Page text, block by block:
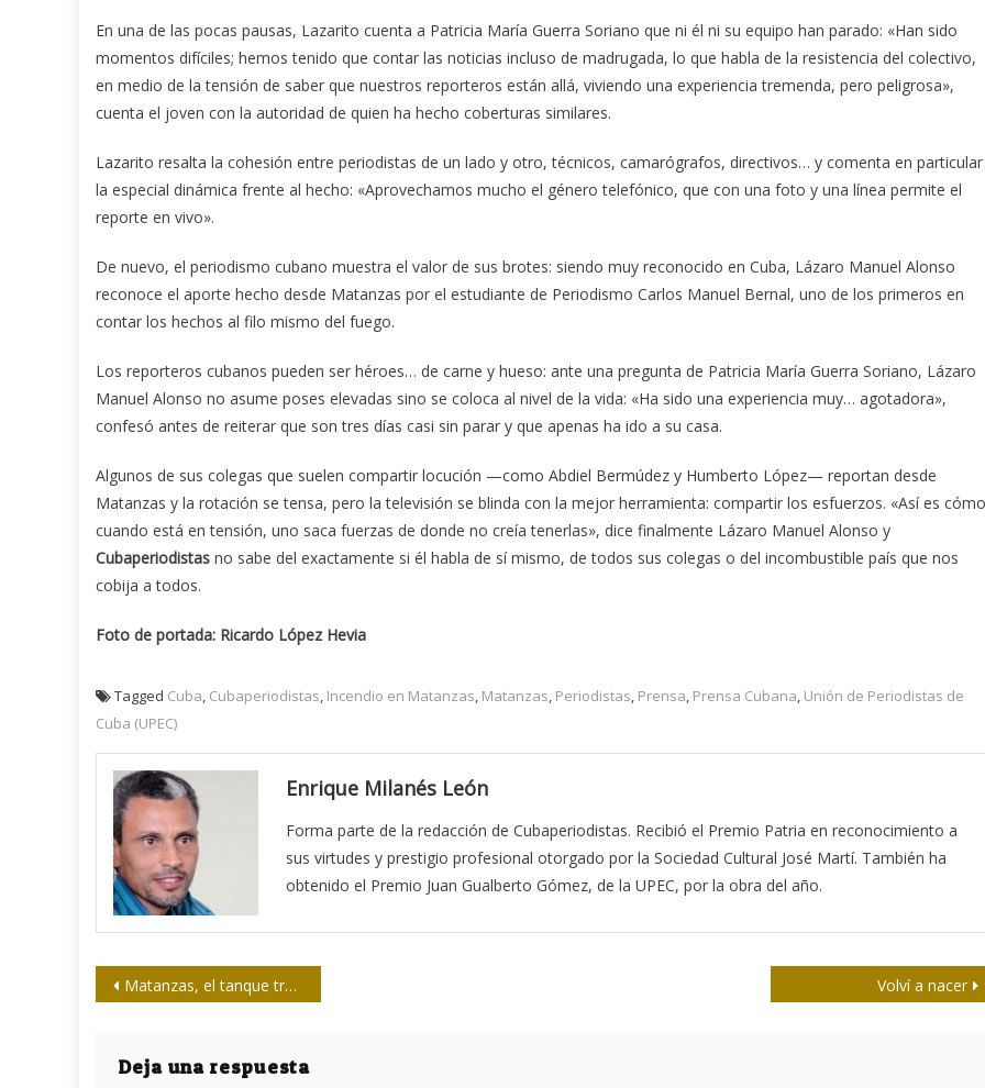
En una de las pocas pausas, Lazarito cuenta a Patricia María Guerra Soriano que ni él ni su equipo han parado: «Han sido
momentos difíciles; hemos tenido que contar las noticias incluso de madrugada, lo que habla de la resistencia del colectivo,
en medio de la tensión de saber que nuestros reporteros están allá, viviendo una experiencia tremenda, pero peligrosa»,
cuenta el joven con la autoridad de quien ha hecho coberturas similares.
Lazarito resalta la cohesión entre periodistas de un lado y otro, técnicos, camarógrafos, directivos… y comenta en particular
la especial dinámica frente al hecho: «Aprovechamos mucho el género telefónico, que con una foto y una línea permite el
reporte en vivo».
De nuevo, el periodismo cubano muestra el valor de sus brotes: siendo muy reconocido en Cuba, Lázaro Manuel Alonso
reconoce el aporte hecho desde Matanzas por el estudiante de Periodismo Carlos Manuel Bernal, uno de los primeros en
contar los hechos al filo mismo del fuego.
Los reporteros cubanos pueden ser héroes… de carne y hueso: ante una pregunta de Patricia María Guerra Soriano, Lázaro
Manuel Alonso no asume poses elevadas sino se coloca al nivel de la vida: «Ha sido una experiencia muy… agotadora»,
confesó antes de reiterar que son tres días casi sin parar y que apenas ha ido a su casa.
Algunos de sus colegas que suelen compartir locución —como Abdiel Bermúdez y Humberto López— reportan desde
Matanzas y la rotación se tensa, pero la televisión se blinda con la mejor herramienta: compartir los esfuerzos. «Así es
cuando está en tensión, uno saca fuerzas de donde no creía tenerlas», dice finalmente Lázaro Manuel Alonso y
Cubaperiodistas no sabe del exactamente si él habla de sí mismo, de todos sus colegas o del incombustible país que nos
cobija a todos.
Foto de portada: Ricardo López Hevia
Tagged Cuba, Cubaperiodistas, Incendio en Matanzas, Matanzas, Periodistas, Prensa, Prensa Cubana, Unión de Periodistas de
Cuba (UPEC)
Enrique Milanés León
Forma parte de la redacción de Cubaperiodistas. Recibió el Premio Patria en reconocimiento a
sus virtudes y prestigio profesional otorgado por la Sociedad Cultural José Martí. También ha
obtenido el Premio Juan Gualberto Gómez, de la UPEC, por la obra del año.
Navegación
entradas
Matanzas, el tanque tres y la esperanza Volví a nacer
Deja una respuesta